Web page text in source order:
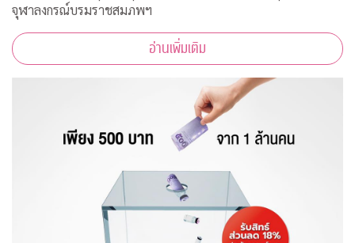
จุฬาลงกรณ์บรมราชสมภพฯ
อ่านเพิ่มเติม